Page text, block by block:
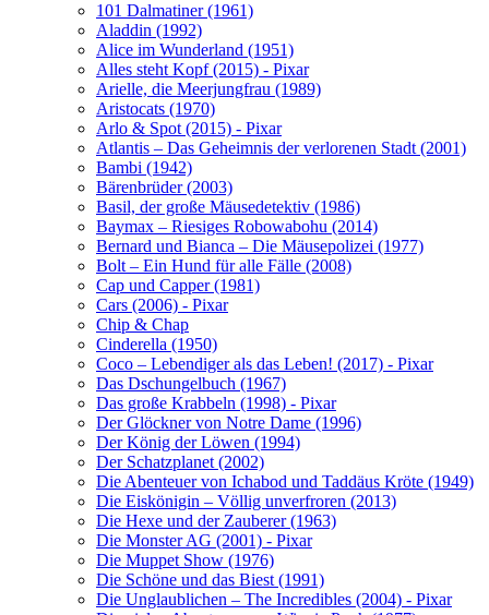
101 Dalmatiner (1961)
Aladdin (1992)
Alice im Wunderland (1951)
Alles steht Kopf (2015) - Pixar
Arielle, die Meerjungfrau (1989)
Aristocats (1970)
Arlo & Spot (2015) - Pixar
Atlantis – Das Geheimnis der verlorenen Stadt (2001)
Bambi (1942)
Bärenbrüder (2003)
Basil, der große Mäusedetektiv (1986)
Baymax – Riesiges Robowabohu (2014)
Bernard und Bianca – Die Mäusepolizei (1977)
Bolt – Ein Hund für alle Fälle (2008)
Cap und Capper (1981)
Cars (2006) - Pixar
Chip & Chap
Cinderella (1950)
Coco – Lebendiger als das Leben! (2017) - Pixar
Das Dschungelbuch (1967)
Das große Krabbeln (1998) - Pixar
Der Glöckner von Notre Dame (1996)
Der König der Löwen (1994)
Der Schatzplanet (2002)
Die Abenteuer von Ichabod und Taddäus Kröte (1949)
Die Eiskönigin – Völlig unverfroren (2013)
Die Hexe und der Zauberer (1963)
Die Monster AG (2001) - Pixar
Die Muppet Show (1976)
Die Schöne und das Biest (1991)
Die Unglaublichen – The Incredibles (2004) - Pixar